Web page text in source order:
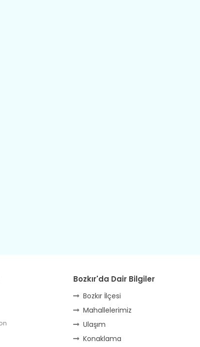
Bozkır'da Dair Bilgiler
Bozkır İlçesi
Mahallelerimiz
Ulaşım
Konaklama